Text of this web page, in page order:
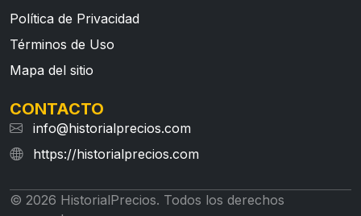
Política de Privacidad
Términos de Uso
Mapa del sitio
CONTACTO
info@historialprecios.com
https://historialprecios.com
© 2026 HistorialPrecios. Todos los derechos